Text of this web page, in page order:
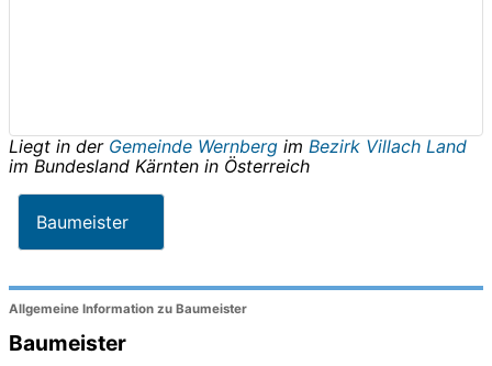
Liegt in der Gemeinde Wernberg im Bezirk Villach Land
im Bundesland Kärnten in Österreich
Baumeister
Allgemeine Information zu Baumeister
Baumeister